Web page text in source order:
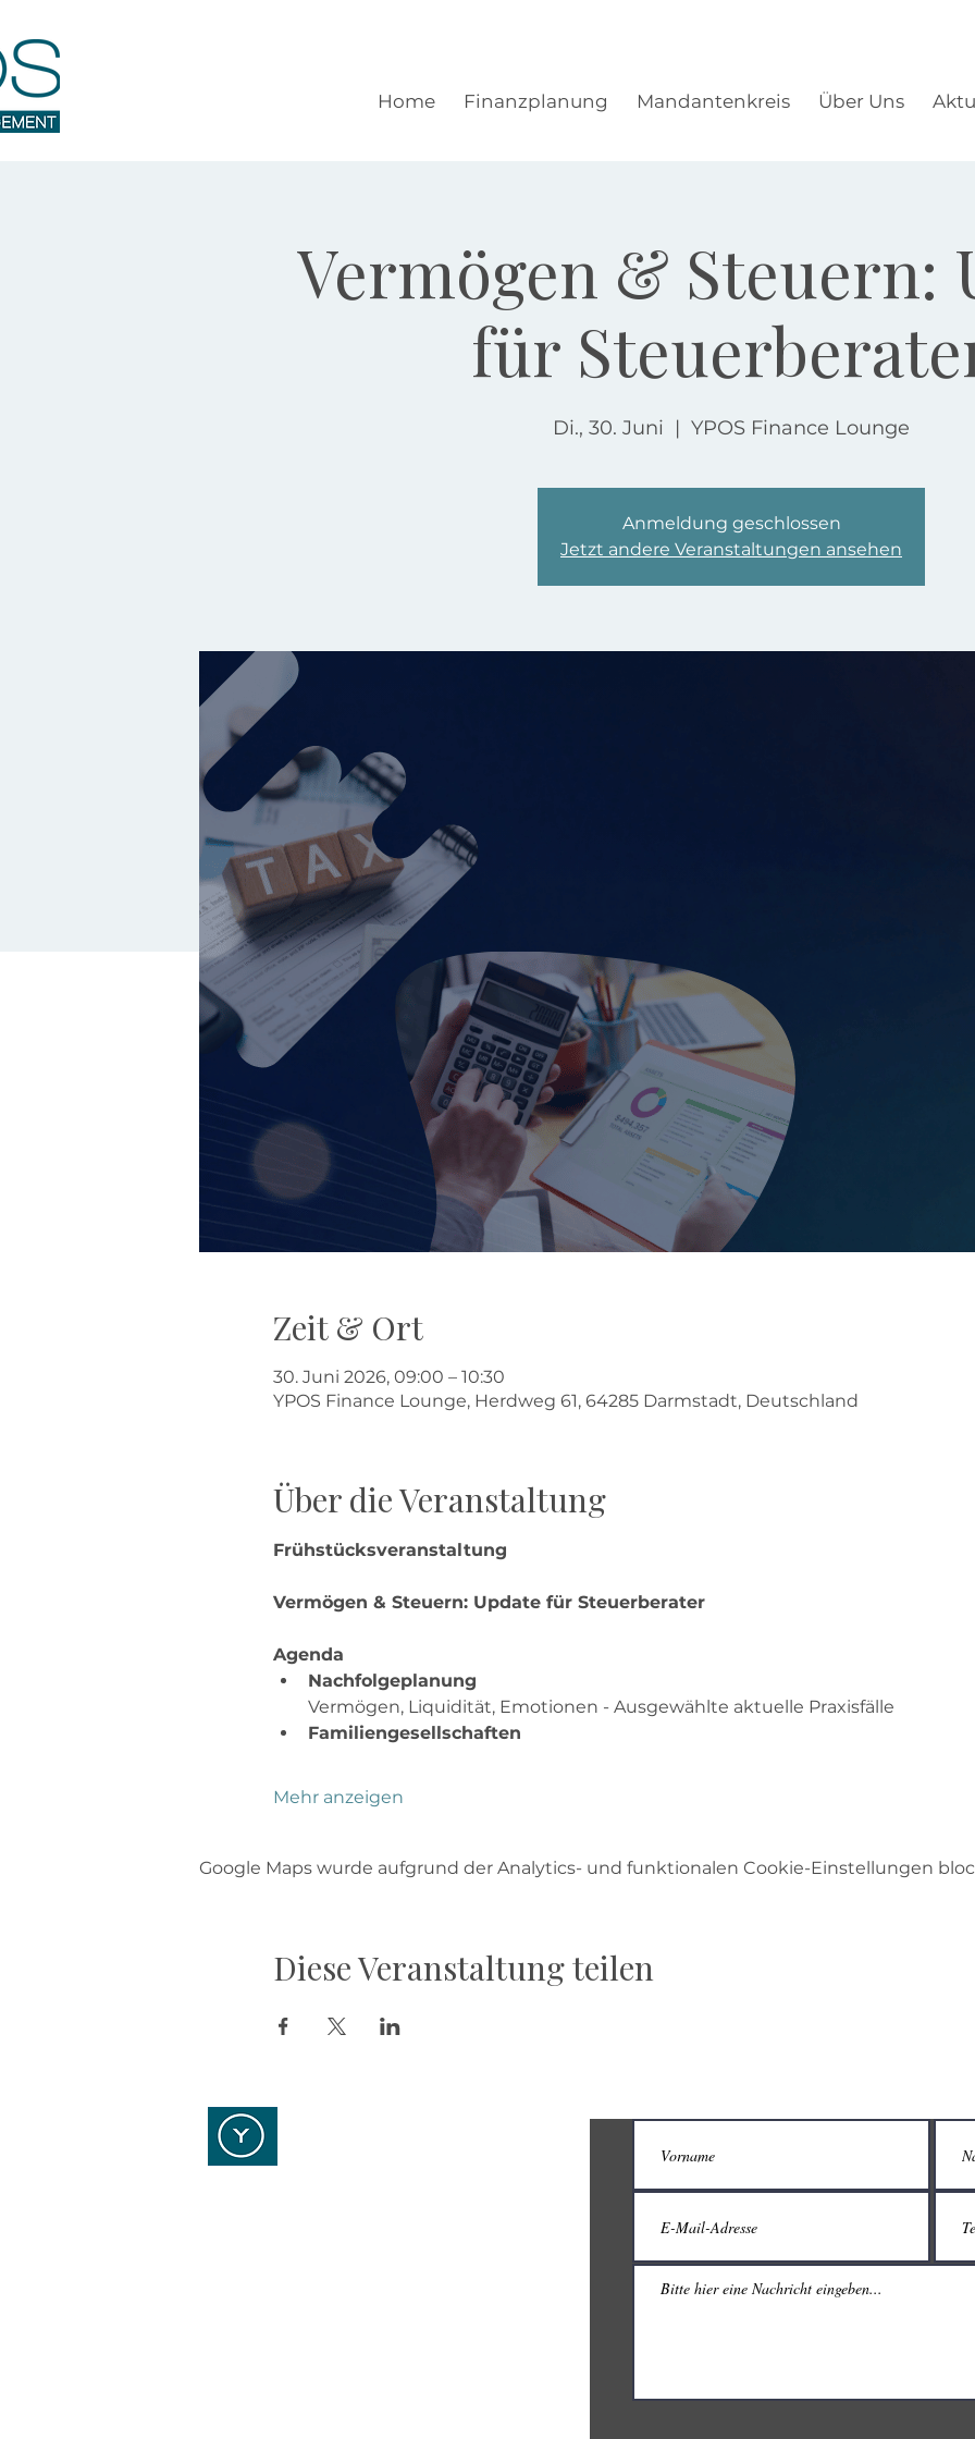
Home Finanzplanung Mandantenkreis Über Uns
Vermögen & Steuern:
für
Di., 30. Juni
  |
YPOS Finance Lounge
Anmeldung geschlossen
Jetzt andere Veranstaltungen ansehen
Zeit & Ort
30. Juni 2026, 09:00 – 10:30
YPOS Finance Lounge, Herdweg 61, 64285 Darmstadt, Deutschland
Über die Veranstaltung
Frühstücksveranstaltung
Vermögen & Steuern: Update für Steuerberater
Agenda
Nachfolgeplanung
Vermögen, Liquidität, Emotionen - Ausgewählte aktuelle Praxisfälle
Familiengesellschaften
Mehr anzeigen
Google Maps wurde aufgrund der Analytics- und funktionalen Cookie-Einstellungen
Diese Veranstaltung teilen